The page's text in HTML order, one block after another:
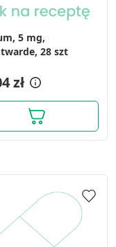
mg,
28 szt
zł